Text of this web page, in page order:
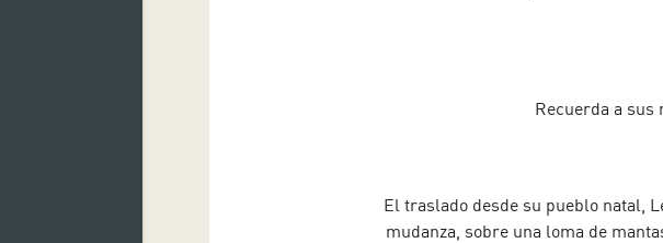
Recuerda a sus
El traslado desde su pueblo natal,
mudanza, sobre una loma de